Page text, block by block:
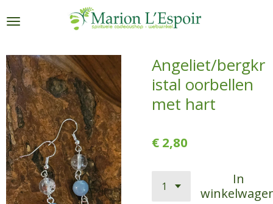
direct
de
hoofdinhoud
Angeliet/bergkr
istal oorbellen
met hart
€ 2,80
In